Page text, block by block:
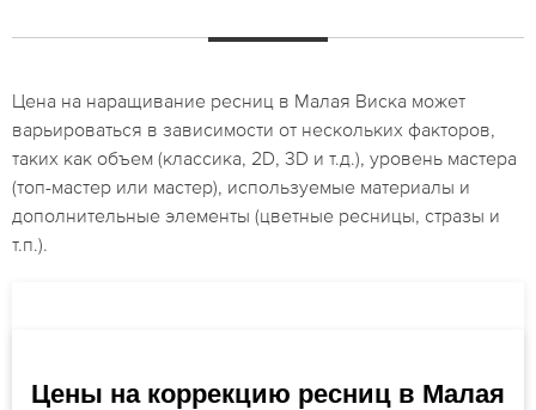
Цена на наращивание ресниц в Малая Виска может
варьироваться в зависимости от нескольких факторов,
таких как объем (классика, 2D, 3D и т.д.), уровень мастера
(топ-мастер или мастер), используемые материалы и
дополнительные элементы (цветные ресницы, стразы и
т.п.).
Цены на коррекцию ресниц в Малая